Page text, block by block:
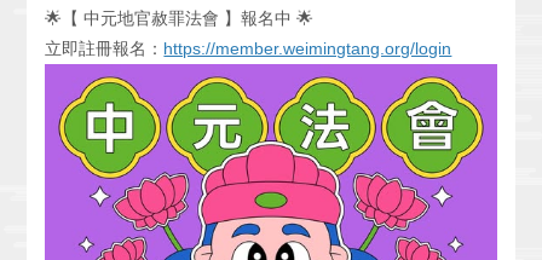
🌟【 中元地官赦罪法會 】報名中 🌟
立即註冊報名： https://member.weimingtang.org/login